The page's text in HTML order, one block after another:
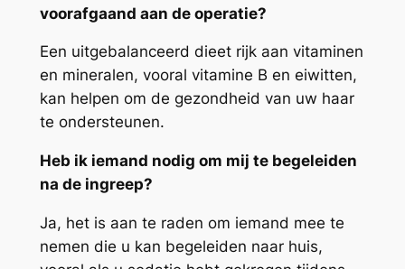
voorafgaand aan de operatie?
Een uitgebalanceerd dieet rijk aan vitaminen
en mineralen, vooral vitamine B en eiwitten,
kan helpen om de gezondheid van uw haar
te ondersteunen.
Heb ik iemand nodig om mij te begeleiden
na de ingreep?
Ja, het is aan te raden om iemand mee te
nemen die u kan begeleiden naar huis,